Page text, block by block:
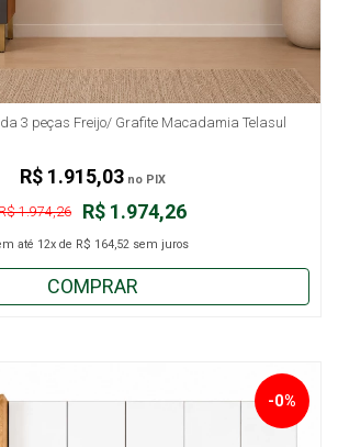
3 peças Freijo/ Grafite Macadamia Telasul
R$ 1.974,26
1.974,26
até 12x de R$ 164,52 sem juros
R$ 1.915,03no PIX
COMPRAR
-0%